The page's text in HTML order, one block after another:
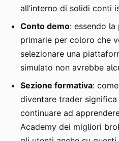
all’interno di solidi conti
Conto demo: essendo
primarie per coloro che
selezionare una
simulato non avrebbe
Sezione formativa:
diventare trader
continuare ad
Academy dei migliori